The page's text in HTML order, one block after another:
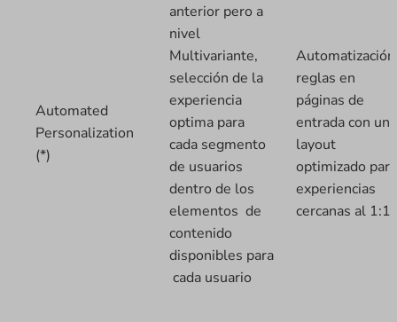
Automated
Personalization
(*)
anterior pero a
nivel
Multivariante,
selección de la
experiencia
optima para
cada segmento
de usuarios
dentro de los
elementos de
contenido
disponibles para
cada usuario
Automatización
reglas en
páginas de
entrada con un
layout
optimizado para
experiencias
cercanas al 1:1